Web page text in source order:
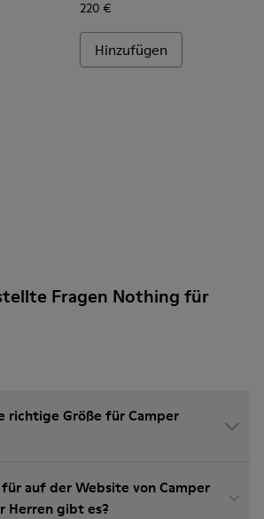
220 €
Hinzufügen
Fragen Nothing für
richtige Größe für Camper
auf der Website von Camper
Herren gibt es?